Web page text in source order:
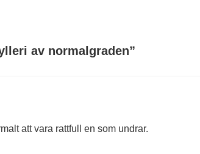
av normalgraden”
att vara rattfull en som undrar.